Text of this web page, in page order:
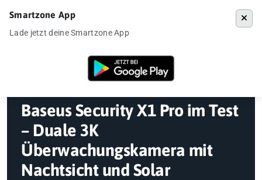
»Überwachungskamera
Baseus Security X1 Pro im Test
– Duale 3K
Überwachungskamera mit
Nachtsicht und Solar
Smartzone App
Lade jetzt deine Smartzone App